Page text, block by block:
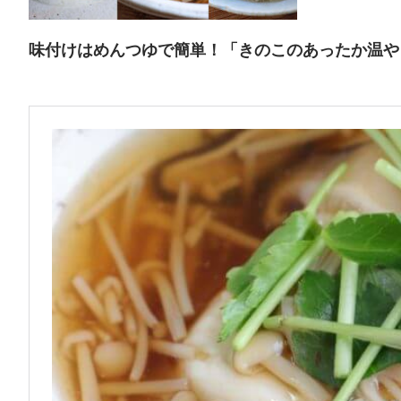
味付けはめんつゆで簡単！「きのこのあったか温